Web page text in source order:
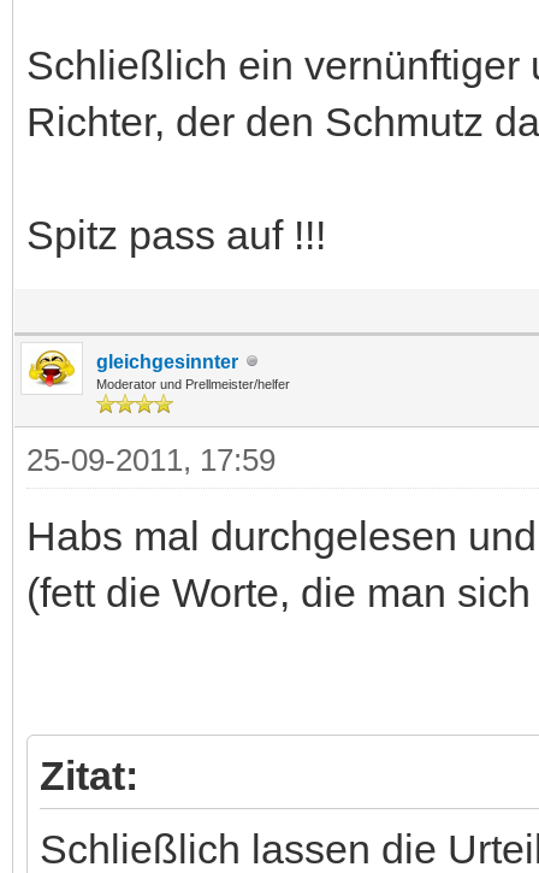
Schließlich ein vernünftiger
Richter, der den Schmutz
Spitz pass auf !!!
gleichgesinnter
Moderator und Prellmeister/helfer
25-09-2011, 17:59
Habs mal durchgelesen
(fett die Worte, die man
Zitat:
Schließlich lassen die